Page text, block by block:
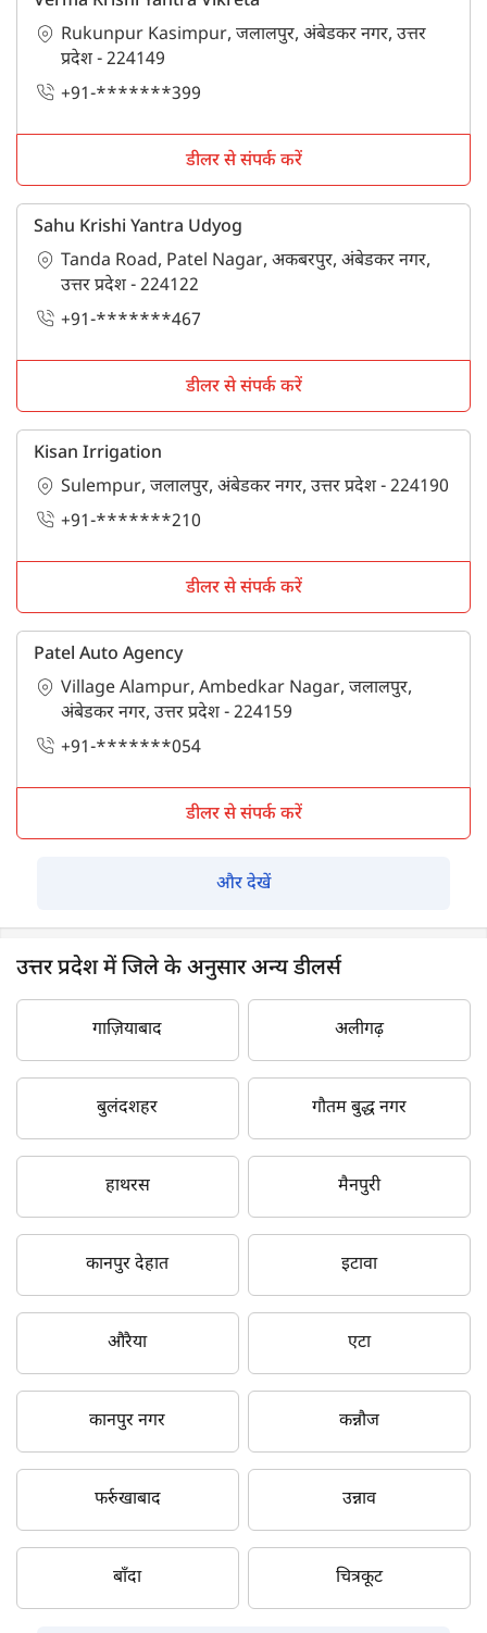
Rukunpur Kasimpur, जलालपुर, अंबेडकर नगर, उत्तर
प्रदेश - 224149
+91-*******399
डीलर से संपर्क करें
Sahu Krishi Yantra Udyog
Tanda Road, Patel Nagar, अकबरपुर, अंबेडकर नगर,
उत्तर प्रदेश - 224122
+91-*******467
डीलर से संपर्क करें
Kisan Irrigation
Sulempur, जलालपुर, अंबेडकर नगर, उत्तर प्रदेश - 224190
+91-*******210
डीलर से संपर्क करें
Patel Auto Agency
Village Alampur, Ambedkar Nagar, जलालपुर,
अंबेडकर नगर, उत्तर प्रदेश - 224159
+91-*******054
डीलर से संपर्क करें
और देखें
उत्तर प्रदेश में जिले के अनुसार अन्य डीलर्स
गाज़ियाबाद अलीगढ़
बुलंदशहर गौतम बुद्ध नगर
हाथरस मैनपुरी
कानपुर देहात इटावा
औरैया एटा
कानपुर नगर कन्नौज
फर्रुखाबाद उन्नाव
बाँदा चित्रकूट